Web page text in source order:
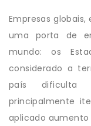
Empresas
uma porta de
mundo: os
considerado a
país dificulta
principalmente
aplicado